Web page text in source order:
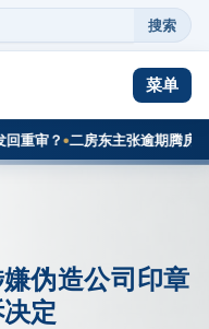
搜索
菜单
审？ 二房东主张逾期腾房占用
伪造公司印章
定